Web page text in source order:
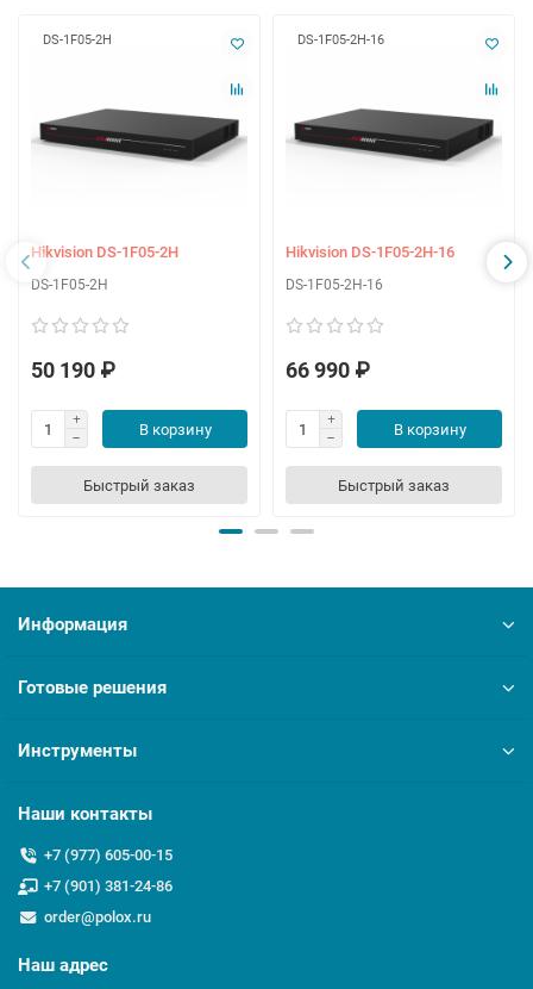
DS-1F05-2H
Hikvision DS-1F05-2H
DS-1F05-2H
50 190 ₽
В корзину
Быстрый заказ
DS-1F05-2H-16
Hikvision DS-1F05-2H-16
DS-1F05-2H-16
66 990 ₽
В корзину
Быстрый заказ
Информация
Готовые решения
Инструменты
Наши контакты
+7 (977) 605-00-15
+7 (901) 381-24-86
order@polox.ru
Наш адрес